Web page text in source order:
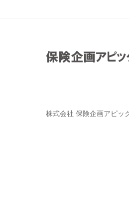
株式会社 保険企画アピッ